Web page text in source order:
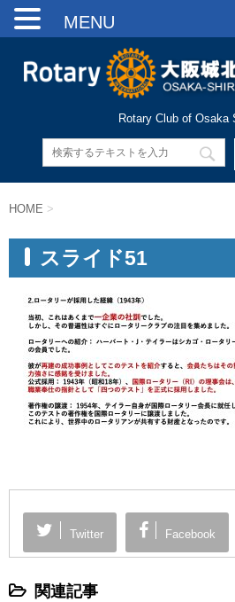
Rotary Club of Osaka
HOME >
スライド51
Twitter Facebook
関連記事
MENU